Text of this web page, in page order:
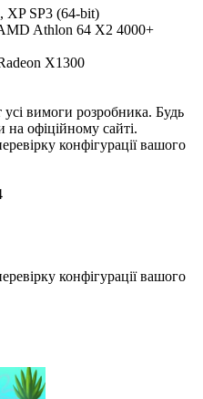
XP SP3 (64-bit)
Athlon 64 X2 4000+
X1300
вимоги розробника. Будь
на офіційному сайті.
конфігурації вашого
конфігурації вашого